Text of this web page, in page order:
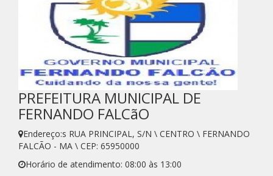
PREFEITURA MUNICIPAL DE
FERNANDO FALCãO
Endereço:s RUA PRINCIPAL, S/N \ CENTRO \ FERNANDO
FALCÃO - MA \ CEP: 65950000
Horário de atendimento: 08:00 às 13:00